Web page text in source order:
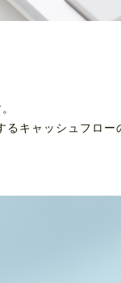
キャッシュフロー